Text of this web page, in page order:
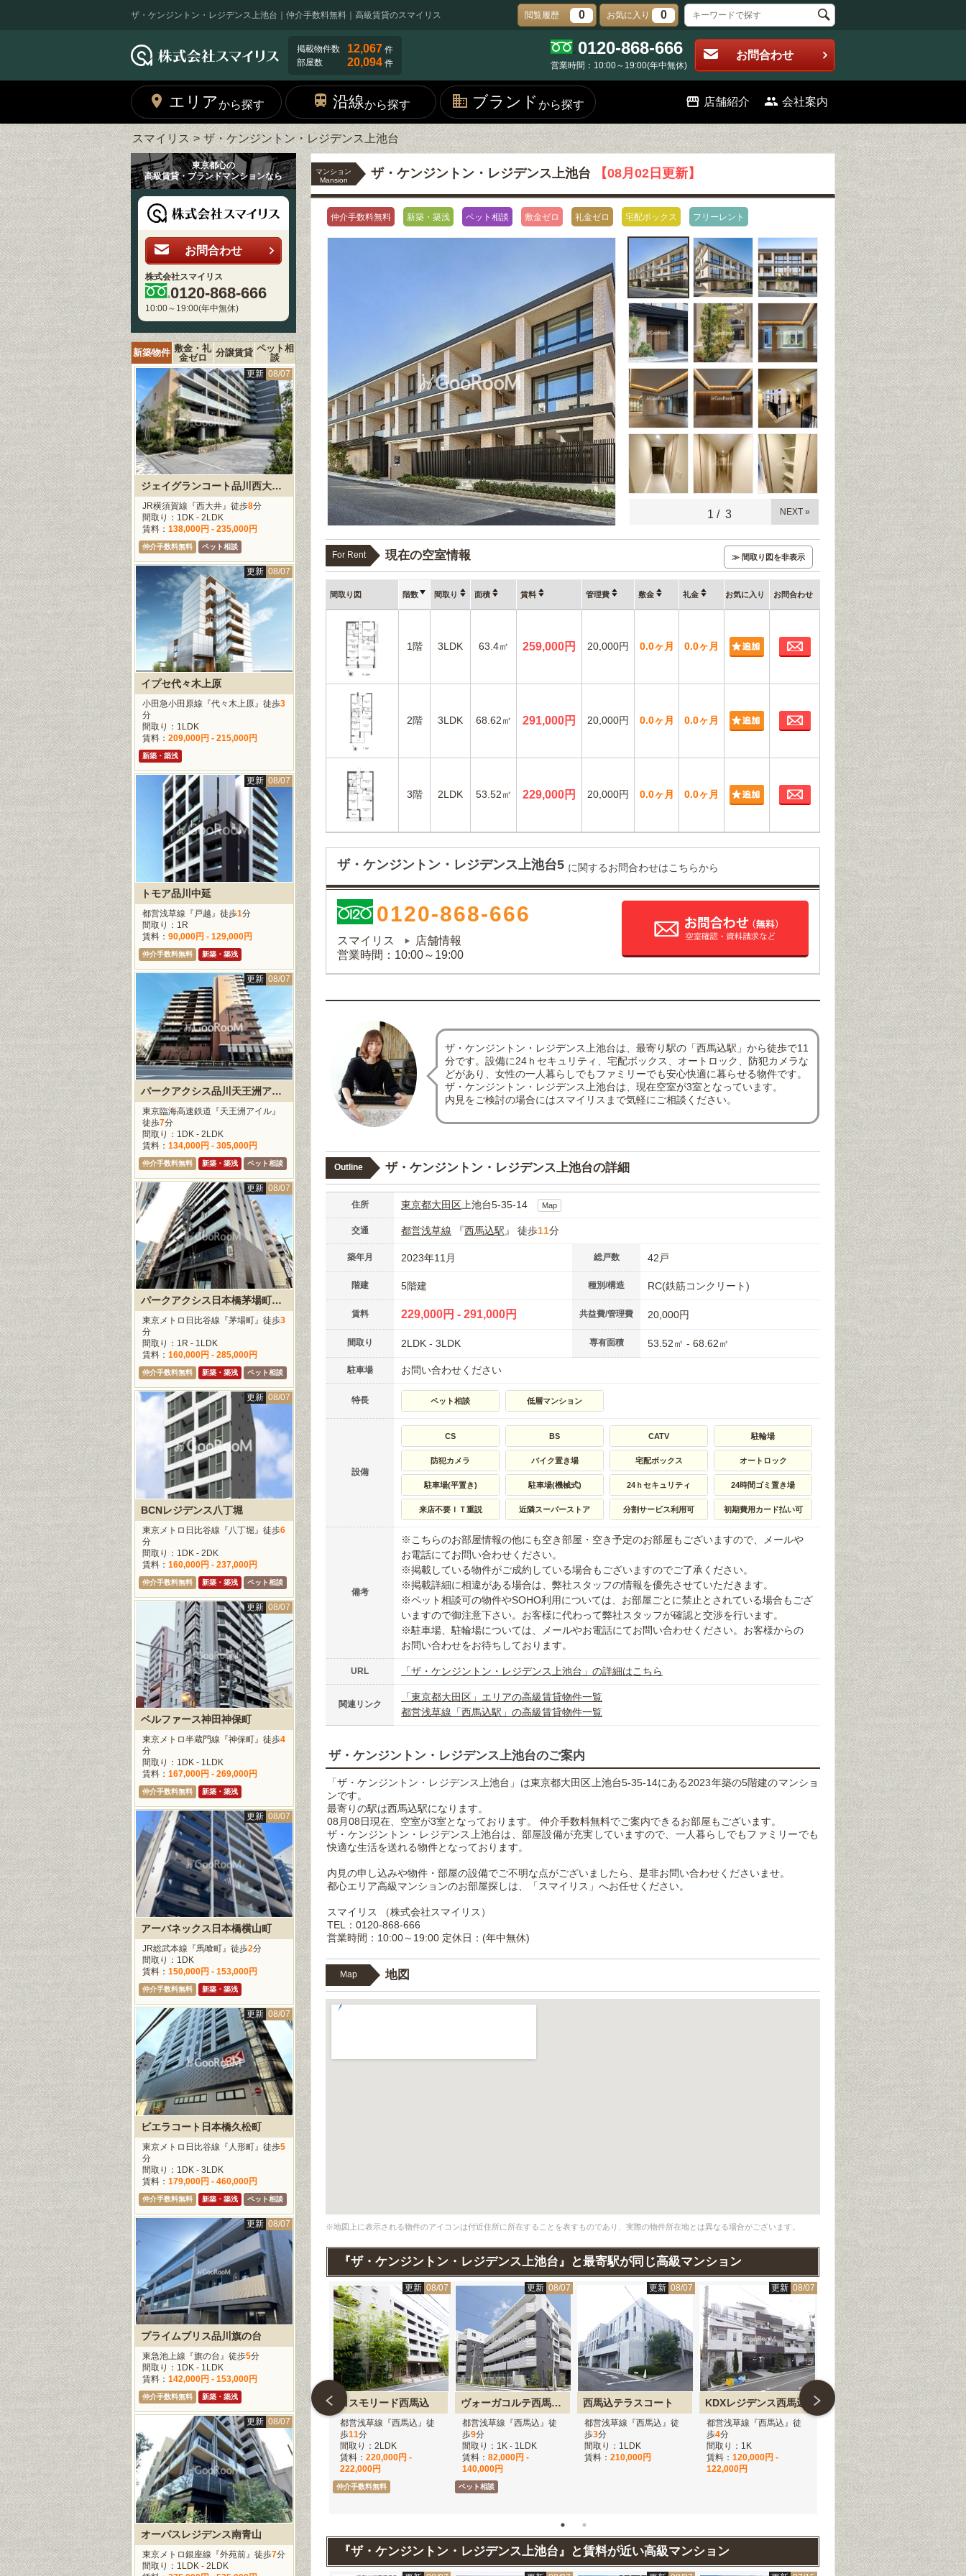
ザ・ケンジントン・レジデンス上池台｜仲介手数料無料｜高級賃貸のスマイリス 閲覧履歴 0 お気に入り 0
掲載物件数 12,067 件
部屋数
20,094 件
0120-868-666
営業時間：10:00～19:00(年中無休)
お問合わせ
エリアから探す 沿線から探す ブランド から探す 店舗紹介 会社案内
スマイリス ザ・ケンジントン・レジデンス上池台
マンション
Mansion
ザ・ケンジントン・レジデンス上池台 【08月02日更新】
仲介手数料無料 新築・築浅 ペット相談 敷金ゼロ 礼金ゼロ 宅配ボックス フリーレント
1 / 3 NEXT »
For Rent 現在の空室情報 ≫ 間取り図を非表示
間取り図 階数 間取り 面積 賃料 管理費 敷金 礼金 お気に入り お問合わせ
1階 3LDK 63.4㎡ 259,000円 20,000円 0.0ヶ月 0.0ヶ月 お問合わせ
2階 3LDK 68.62㎡ 291,000円 20,000円 0.0ヶ月 0.0ヶ月 お問合わせ
3階 2LDK 53.52㎡ 229,000円 20,000円 0.0ヶ月 0.0ヶ月 お問合わせ
ザ・ケンジントン・レジデンス上池台5 に関するお問合わせはこちらから
0120-868-666
スマイリス
店舗情報
営業時間：10:00～19:00
ザ・ケンジントン・レジデンス上池台は、最寄り駅の「西馬込駅」から徒歩で11
分です。設備に24ｈセキュリティ、宅配ボックス、オートロック、防犯カメラな
どがあり、女性の一人暮らしでもファミリーでも安心快適に暮らせる物件です。
ザ・ケンジントン・レジデンス上池台は、現在空室が3室となっています。
内見をご検討の場合にはスマイリスまで気軽にご相談ください。
Outline ザ・ケンジントン・レジデンス上池台の詳細
住所 東京都大田区 上池台5-35-14 Map
交通 都営浅草線 『西馬込駅 』 徒歩11分
築年月 2023年11月 総戸数 42戸
階建 5階建 種別/構造 RC(鉄筋コンクリート)
賃料 229,000円 - 291,000円 共益費/管理費 20,000円
間取り 2LDK - 3LDK 専有面積 53.52㎡ - 68.62㎡
駐車場 お問い合わせください
特長 ペット相談 低層マンション
設備
CS BS CATV 駐輪場
防犯カメラ バイク置き場 宅配ボックス オートロック
駐車場(平置き) 駐車場(機械式) 24ｈセキュリティ 24時間ゴミ置き場
来店不要ＩＴ重説 近隣スーパーストア 分割サービス利用可 初期費用カード払い可
備考
※こちらのお部屋情報の他にも空き部屋・空き予定のお部屋もございますので、メールや
お電話にてお問い合わせください。
※掲載している物件がご成約している場合もございますのでご了承ください。
※掲載詳細に相違がある場合は、弊社スタッフの情報を優先させていただきます。
※ペット相談可の物件やSOHO利用については、お部屋ごとに禁止とされている場合もござ
いますので御注意下さい。お客様に代わって弊社スタッフが確認と交渉を行います。
※駐車場、駐輪場については、メールやお電話にてお問い合わせください。お客様からの
お問い合わせをお待ちしております。
URL 「ザ・ケンジントン・レジデンス上池台」の詳細はこちら
関連リンク
「東京都大田区」エリアの高級賃貸物件一覧
都営浅草線「西馬込駅」の高級賃貸物件一覧
ザ・ケンジントン・レジデンス上池台のご案内
「ザ・ケンジントン・レジデンス上池台」は東京都大田区上池台5-35-14にある2023年築の5階建のマンショ
ンです。
最寄りの駅は西馬込駅になります。
08月08日現在、空室が3室となっております。 仲介手数料無料でご案内できるお部屋もございます。
ザ・ケンジントン・レジデンス上池台は、部屋設備が充実していますので、一人暮らしでもファミリーでも
快適な生活を送れる物件となっております。
内見の申し込みや物件・部屋の設備でご不明な点がございましたら、是非お問い合わせくださいませ。
都心エリア高級マンションのお部屋探しは、「スマイリス」へお任せください。
スマイリス （株式会社スマイリス）
TEL：0120-868-666
営業時間：10:00～19:00 定休日：(年中無休)
Map 地図
※地図上に表示される物件のアイコンは付近住所に所在することを表すものであり、実際の物件所在地とは異なる場合がございます。
『ザ・ケンジントン・レジデンス上池台』と最寄駅が同じ高級マンション
更新 08/07
西馬込2
線『西馬込』徒
1DK - 2LDK
124,000円 -
円
無料
新築・築浅
更新 08/07
クレヴィアリグゼ西馬込
都営浅草線『西馬込』徒
歩12 分
間取り：2LDK - 3LDK
賃料：198,000円 -
220,000円
仲介手数料無料
新築・築浅
ペット相談
更新 08/06
シェールグラン上池台
都営浅草線『馬込』徒歩
12分
間取り：1LDK
賃料：165,000円
仲介手数料無料
更新 08/07
コスモリード西馬込
都営浅草線『西馬込』徒
歩11分
間取り：2LDK
賃料： 220,000円 -
222,000円
仲介手数料無料
更新 08/07
ヴォーガコルテ西馬込アジールコート
都営浅草線『西馬込』徒
歩9分
間取り：1K - 1LDK
賃料： 82,000円 -
140,000円
ペット相談
更新 08/07
西馬込テラスコート
都営浅草線『西馬込』徒
歩3分
間取り：1LDK
賃料： 210,000円
更新 08/07
KDXレジデンス西馬込
都営浅草線『西馬込』徒
歩4分
間取り：1K
賃料： 120,000円 -
122,000円
更新 08/07
ケリア西馬込アジールコート
都営浅草線『西馬込』徒
歩 8 分
間取り：1K
賃料：
102,000円 -
106,000円
仲介手数料無料
ド
都
歩
間
賃
仲介
ペッ
『ザ・ケンジントン・レジデンス上池台』と賃料が近い高級マンション
東京都心の
高級賃貸・ブランドマンションなら
お問合わせ
株式会社スマイリス
0120-868-666
10:00～19:00(年中無休)
新築物件 敷金・礼
金ゼロ
分譲賃貸 ペット相
談
更新 08/07
ジェイグランコート品川西大井イースト
JR横須賀線『西大井』徒歩8分
間取り：1DK - 2LDK
賃料： 138,000円 - 235,000円
仲介手数料無料 ペット相談
更新 08/07
イプセ代々木上原
小田急小田原線『代々木上原』徒歩3
分
間取り：1LDK
賃料： 209,000円 - 215,000円
新築・築浅
更新 08/07
トモア品川中延
都営浅草線『戸越』徒歩1分
間取り：1R
賃料： 90,000円 - 129,000円
仲介手数料無料 新築・築浅
更新 08/07
パークアクシス品川天王洲アイル
東京臨海高速鉄道『天王洲アイル』
徒歩7分
間取り：1DK - 2LDK
賃料： 134,000円 - 305,000円
仲介手数料無料 新築・築浅 ペット相談
更新 08/07
パークアクシス日本橋茅場町SGT
東京メトロ日比谷線『茅場町』徒歩3
分
間取り：1R - 1LDK
賃料： 160,000円 - 285,000円
仲介手数料無料 新築・築浅 ペット相談
更新 08/07
BCNレジデンス八丁堀
東京メトロ日比谷線『八丁堀』徒歩6
分
間取り：1DK - 2DK
賃料： 160,000円 - 237,000円
仲介手数料無料 新築・築浅 ペット相談
更新 08/07
ベルファース神田神保町
東京メトロ半蔵門線『神保町』徒歩4
分
間取り：1DK - 1LDK
賃料： 167,000円 - 269,000円
仲介手数料無料 新築・築浅
更新 08/07
アーバネックス日本橋横山町
JR総武本線『馬喰町』徒歩2分
間取り：1DK
賃料： 150,000円 - 153,000円
仲介手数料無料 新築・築浅
更新 08/07
ビエラコート日本橋久松町
東京メトロ日比谷線『人形町』徒歩5
分
間取り：1DK - 3LDK
賃料： 179,000円 - 460,000円
仲介手数料無料 新築・築浅 ペット相談
更新 08/07
プライムブリス品川旗の台
東急池上線『旗の台』徒歩5分
間取り：1DK - 1LDK
賃料： 142,000円 - 153,000円
仲介手数料無料 新築・築浅
更新 08/07
オーパスレジデンス南青山
東京メトロ銀座線『外苑前』徒歩7分
間取り：1LDK - 2LDK